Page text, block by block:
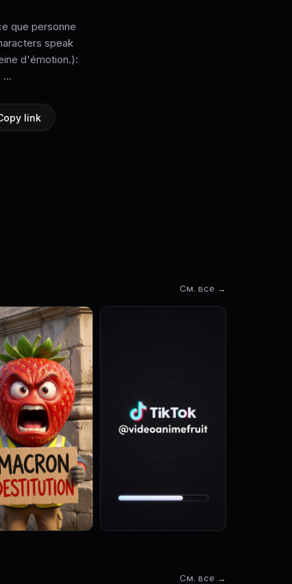
que personne
speak
d'émotion.):
...
link
См. все →
См. все →